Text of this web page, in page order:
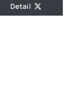
Detail